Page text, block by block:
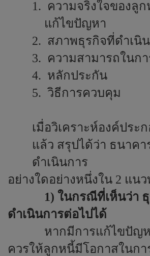
1. ความจริงใจของลู
แก้ไขปัญหา
2. สภาพธุรกิจที่ดำเนิ
3. ความสามารถในก
4. หลักประกัน
5. วิธีการควบคุม
เมื่อวิเคราะห์องค์ประ
แล้ว สรุปได้ว่า ธนาคา
ดำเนินการ
อย่างใดอย่างหนึ่งใน 2 แน
1) ในกรณีที่เห็นว่า
ดำเนินการต่อไปได้
หากมีการแก้ไขปัญ
ควรให้ลูกหนี้มีโอกาสในก